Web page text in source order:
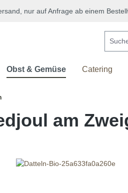
nur auf Anfrage ab einem
Obst & Gemüse Catering
am